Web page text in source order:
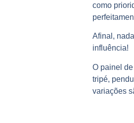
como
Afinal,
influência!
O painel
tripé,
variações